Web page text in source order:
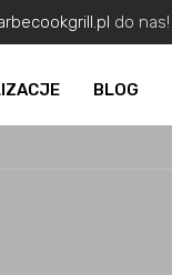
do nas!
BLOG